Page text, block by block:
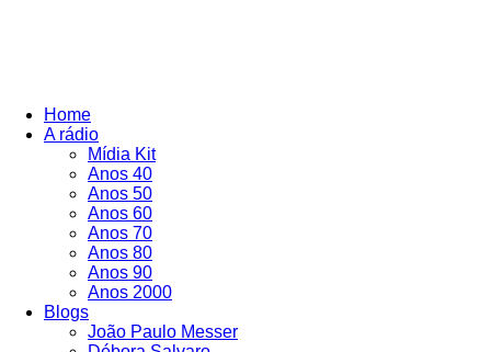
Home
A rádio
Mídia Kit
Anos 40
Anos 50
Anos 60
Anos 70
Anos 80
Anos 90
Anos 2000
Blogs
João Paulo Messer